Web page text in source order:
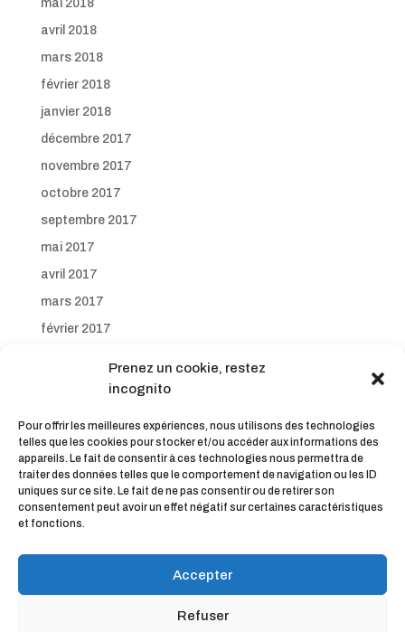
Prenez un cookie, restez
incognito
Pour offrir les meilleures expériences, nous utilisons des technologies
telles que les cookies pour stocker et/ou accéder aux informations des
appareils. Le fait de consentir à ces technologies nous permettra de
traiter des données telles que le comportement de navigation ou les ID
uniques sur ce site. Le fait de ne pas consentir ou de retirer son
consentement peut avoir un effet négatif sur certaines caractéristiques
et fonctions.
Accepter
Refuser
mai 2018
avril 2018
mars 2018
février 2018
janvier 2018
décembre 2017
novembre 2017
octobre 2017
septembre 2017
mai 2017
avril 2017
mars 2017
février 2017
décembre 2016
octobre 2016
septembre 2016